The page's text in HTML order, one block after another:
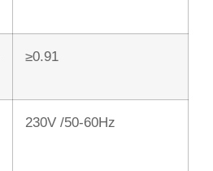
≥0.91
230V /50-60Hz